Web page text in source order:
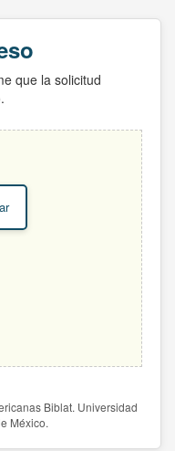
que la solicitud
Biblat. Universidad
México.